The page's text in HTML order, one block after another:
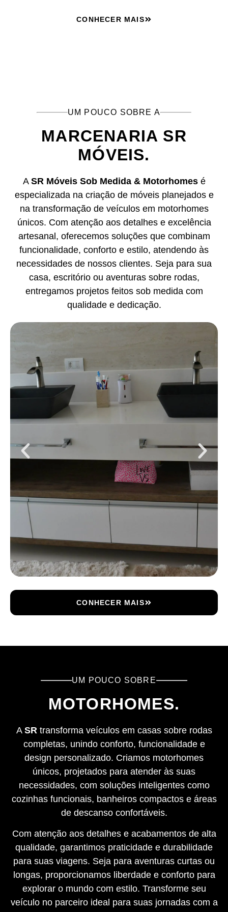
CONHECER MAIS
UM POUCO SOBRE A
MARCENARIA SR
MÓVEIS.
A SR Móveis Sob Medida & Motorhomesé
especializada na criação de móveis planejados e
na transformação de veículos em motorhomes
únicos. Com atenção aos detalhes e excelência
artesanal, oferecemos soluções que combinam
funcionalidade, conforto e estilo, atendendo às
necessidades de nossos clientes. Seja para sua
casa, escritório ou aventuras sobre rodas,
entregamos projetos feitos sob medida com
qualidade e dedicação.
CONHECER MAIS
UM POUCO SOBRE
MOTORHOMES.
A SRtransforma veículos em casas sobre rodas
completas, unindo conforto, funcionalidade e
design personalizado. Criamos motorhomes
únicos, projetados para atender às suas
necessidades, com soluções inteligentes como
cozinhas funcionais, banheiros compactos e áreas
de descanso confortáveis.
Com atenção aos detalhes e acabamentos de alta
qualidade, garantimos praticidade e durabilidade
para suas viagens. Seja para aventuras curtas ou
longas, proporcionamos liberdade e conforto para
explorar o mundo com estilo. Transforme seu
veículo no parceiro ideal para suas jornadas com a